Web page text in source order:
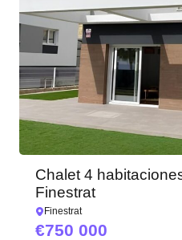
Chalet 4
Finestrat
Finestrat
750 000